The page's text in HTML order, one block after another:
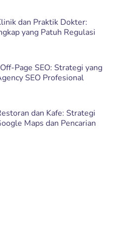
dan Praktik Dokter:
yang Patuh Regulasi
Page SEO: Strategi yang
SEO Profesional
dan Kafe: Strategi
Maps dan Pencarian